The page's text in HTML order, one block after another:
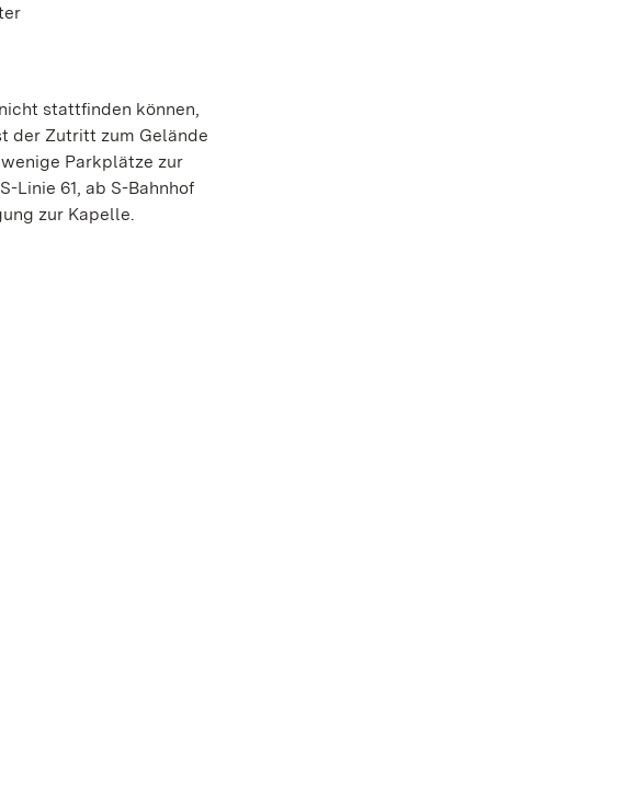
stattfinden können,
der Zutritt zum Gelände
Parkplätze zur
Linie 61, ab S-Bahnhof
zur Kapelle.